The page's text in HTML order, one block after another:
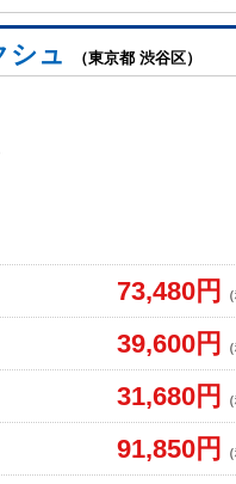
シュ （東京都 渋谷区）
73,480円
39,600円
31,680円
91,850円